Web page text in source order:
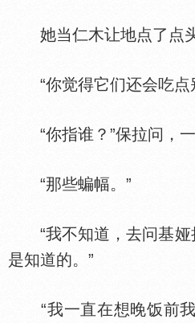
她当仁木让地点了点头
“你觉得它们还会吃点
“你指谁？”保拉问，一
“那些蝙幅。”
“我不知道，去问基娅
是知道的。”
“我一直在想晚饭前我